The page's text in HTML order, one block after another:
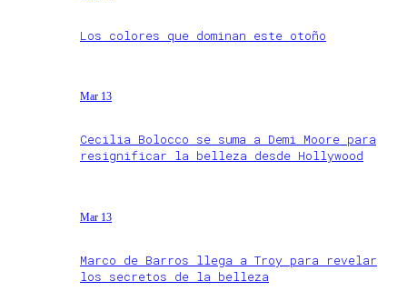
Los colores que dominan este otoño
Mar 13
Cecilia Bolocco se suma a Demi Moore para
resignificar la belleza desde Hollywood
Mar 13
Marco de Barros llega a Troy para revelar
los secretos de la belleza